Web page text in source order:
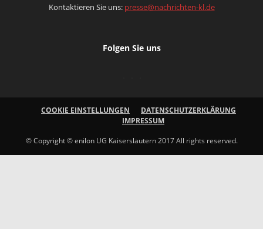
Kontaktieren Sie uns: presse@nachrichten-kl.de
Folgen Sie uns
COOKIE EINSTELLUNGEN
DATENSCHUTZERKLÄRUNG
IMPRESSUM
© Copyright © enilon UG Kaiserslautern 2017 All rights reserved.